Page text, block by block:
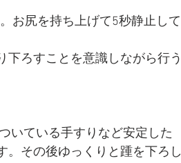
お尻を持ち上げて5秒静止して
下ろすことを意識しながら行う
いている手すりなど安定した
。その後ゆっくりと踵を下ろし